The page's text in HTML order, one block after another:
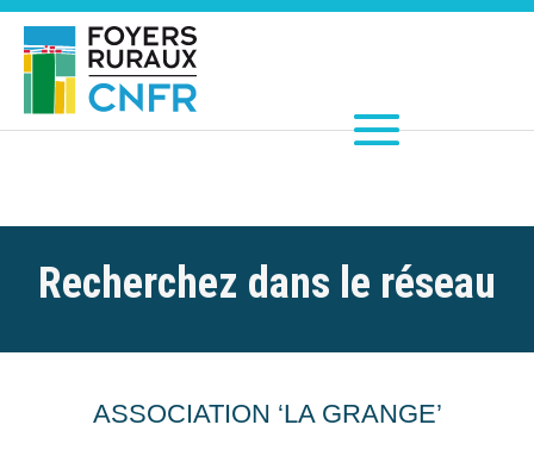
Recherchez dans le réseau
ASSOCIATION ‘LA GRANGE’